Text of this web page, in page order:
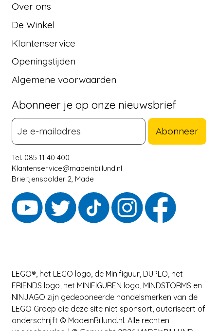
Over ons
De Winkel
Klantenservice
Openingstijden
Algemene voorwaarden
Abonneer je op onze nieuwsbrief
Abonneer
Tel. 085 11 40 400
Klantenservice@madeinbillund.nl
Brieltjenspolder 2, Made
LEGO®, het LEGO logo, de Minifiguur, DUPLO, het
FRIENDS logo, het MINIFIGUREN logo, MINDSTORMS en
NINJAGO zijn gedeponeerde handelsmerken van de
LEGO Groep die deze site niet sponsort, autoriseert of
onderschrijft © MadeinBillund.nl. Alle rechten